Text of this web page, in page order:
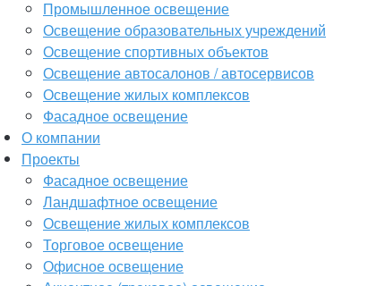
Промышленное освещение
Освещение образовательных учреждений
Освещение спортивных объектов
Освещение автосалонов / автосервисов
Освещение жилых комплексов
Фасадное освещение
О компании
Проекты
Фасадное освещение
Ландшафтное освещение
Освещение жилых комплексов
Торговое освещение
Офисное освещение